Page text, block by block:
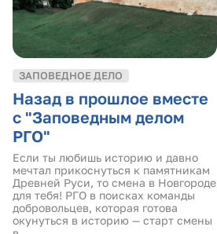
ЗАПОВЕДНОЕ ДЕЛО
Назад в прошлое вместе
с "Заповедным делом
РГО"
Если ты любишь историю и давно
мечтал прикоснуться к памятникам
Древней Руси, то смена в Новгороде
для тебя! РГО в поисках команды
добровольцев, которая готова
окунуться в историю — старт смены